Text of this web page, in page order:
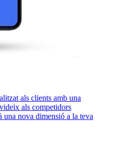
als clients amb una
als competidors
una nova dimensió a la teva